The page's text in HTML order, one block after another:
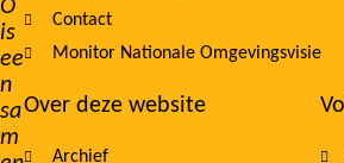
O
is
ee
n
sa
m
Contact
Monitor Nationale Omgevingsvisie
Over deze website
Archief